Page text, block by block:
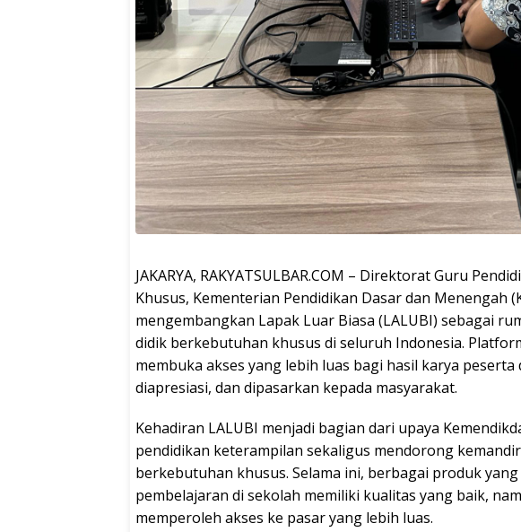
JAKARYA, RAKYATSULBAR.COM – Direktorat Guru
Khusus, Kementerian Pendidikan Dasar dan Menengah
mengembangkan Lapak Luar Biasa (LALUBI) sebagai
didik berkebutuhan khusus di seluruh Indonesia.
membuka akses yang lebih luas bagi hasil karya
diapresiasi, dan dipasarkan kepada masyarakat.
Kehadiran LALUBI menjadi bagian dari upaya
pendidikan keterampilan sekaligus mendorong
berkebutuhan khusus. Selama ini, berbagai produk
pembelajaran di sekolah memiliki kualitas yang baik,
memperoleh akses ke pasar yang lebih luas.